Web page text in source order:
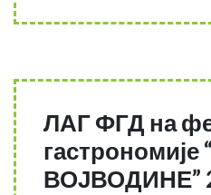
ЛАГ ФГД на
гастрономије
ВОЈВОДИНЕ”